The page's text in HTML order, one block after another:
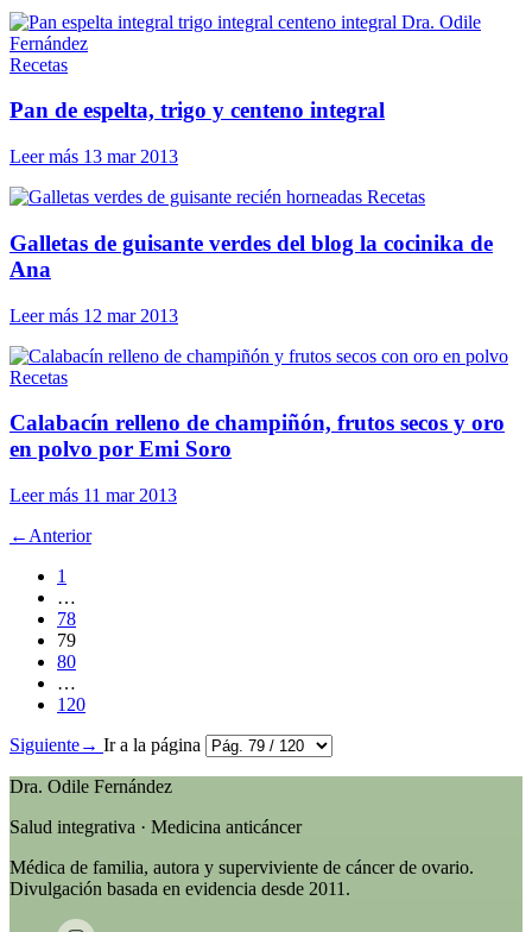
Recetas
Pan de espelta, trigo y centeno integral
Leer más 13 mar 2013
Recetas
Galletas de guisante verdes del blog la cocinika de
Ana
Leer más 12 mar 2013
Recetas
Calabacín relleno de champiñón, frutos secos y oro
en polvo por Emi Soro
Leer más 11 mar 2013
← Anterior
1
…
78
79
80
…
120
Siguiente→ Ir a la página
Dra. Odile Fernández
Salud integrativa · Medicina anticáncer
Médica de familia, autora y superviviente de cáncer de ovario.
Divulgación basada en evidencia desde 2011.